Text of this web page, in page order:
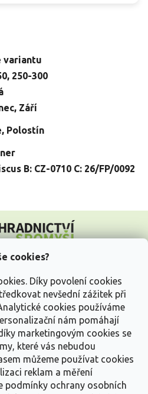
cookies?
Díky povolení cookies
nevšední zážitek při
cookies používáme
nám pomáhají
marketingovým cookies se
které vás nebudou
můžeme používat cookies
reklam a měření
podmínky ochrany osobních
variantu
, 250-300
, Září
, Polostín
B: CZ-0710 C: 26/FP/0092